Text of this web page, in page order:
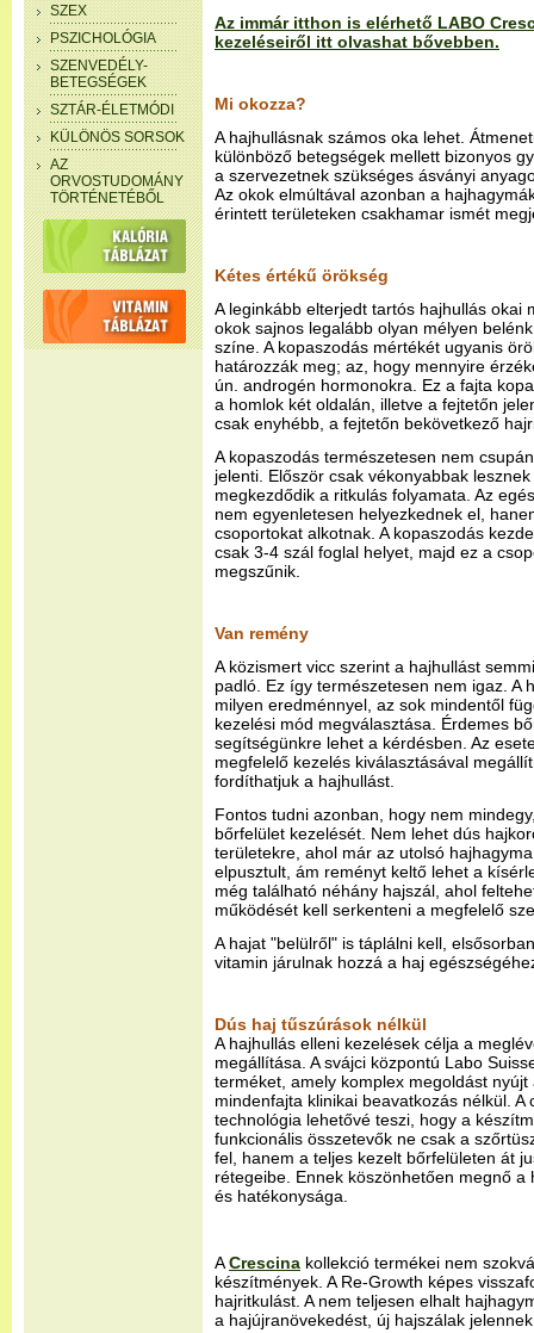
SZEX
PSZICHOLÓGIA
SZENVEDÉLY-
BETEGSÉGEK
SZTÁR-ÉLETMÓDI
KÜLÖNÖS SORSOK
AZ
ORVOSTUDOMÁNY
TÖRTÉNETÉBŐL
Az immár itthon is elérhető LABO
kezeléseiről itt olvashat bővebben.
Mi okozza?
A hajhullásnak számos oka lehet.
különböző betegségek mellett bizonyos
a szervezetnek szükséges ásványi
Az okok elmúltával azonban a
érintett területeken csakhamar ismét
Kétes értékű örökség
A leginkább elterjedt tartós hajhullás okai
okok sajnos legalább olyan mélyen
színe. A kopaszodás mértékét ugyanis
határozzák meg; az, hogy mennyire
ún. androgén hormonokra. Ez a fajta
a homlok két oldalán, illetve a fejtetőn
csak enyhébb, a fejtetőn bekövetkező
A kopaszodás természetesen nem
jelenti. Először csak vékonyabbak
megkezdődik a ritkulás folyamata. Az
nem egyenletesen helyezkednek el,
csoportokat alkotnak. A kopaszodás
csak 3-4 szál foglal helyet, majd ez a
megszűnik.
Van remény
A közismert vicc szerint a hajhullást
padló. Ez így természetesen nem igaz. A
milyen eredménnyel, az sok mindentől
kezelési mód megválasztása. Érdemes
segítségünkre lehet a kérdésben. Az
megfelelő kezelés kiválasztásával
fordíthatjuk a hajhullást.
Fontos tudni azonban, hogy nem
bőrfelület kezelését. Nem lehet dús
területekre, ahol már az utolsó
elpusztult, ám reményt keltő lehet a
még található néhány hajszál, ahol
működését kell serkenteni a megfelelő
A hajat "belülről" is táplálni kell,
vitamin járulnak hozzá a haj
Dús haj tűszúrások nélkül
A hajhullás elleni kezelések célja a
megállítása. A svájci központú Labo
terméket, amely komplex megoldást
mindenfajta klinikai beavatkozás nélkül.
technológia lehetővé teszi, hogy a
funkcionális összetevők ne csak a
fel, hanem a teljes kezelt bőrfelületen át
rétegeibe. Ennek köszönhetően megnő
és hatékonysága.
ACrescina kollekció termékei nem
készítmények. A Re-Growth képes
hajritkulást. A nem teljesen elhalt
a hajújranövekedést, új hajszálak